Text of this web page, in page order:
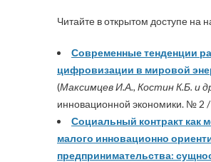
Читайте в открытом доступе на
Современные тенденции
цифровизации в мировой
(Максимцев И.А., Костин К.Б. и
инновационной экономики. № 2
Социальный контракт как
малого инновационно
предпринимательства: